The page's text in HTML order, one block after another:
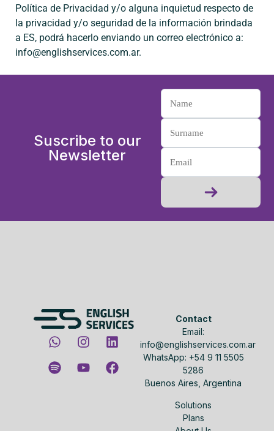
Política de Privacidad y/o alguna inquietud respecto de
la privacidad y/o seguridad de la información brindada
a ES, podrá hacerlo enviando un correo electrónico a:
info@englishservices.com.ar.
Suscribe to our
Newsletter
Contact
Email:
info@englishservices.com.ar
WhatsApp: +54 9 11 5505
5286
Buenos Aires, Argentina
Solutions
Plans